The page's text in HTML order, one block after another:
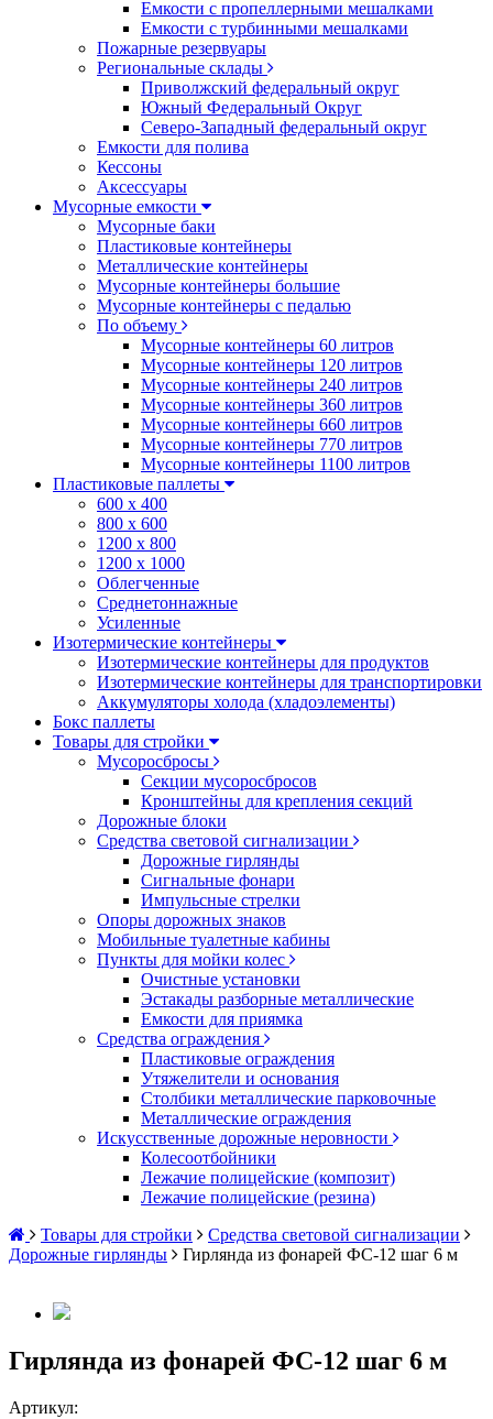
Емкости с пропеллерными мешалками
Емкости с турбинными мешалками
Пожарные резервуары
Региональные склады
Приволжский федеральный округ
Южный Федеральный Округ
Северо-Западный федеральный округ
Емкости для полива
Кессоны
Аксессуары
Мусорные емкости
Мусорные баки
Пластиковые контейнеры
Металлические контейнеры
Мусорные контейнеры большие
Мусорные контейнеры с педалью
По объему
Мусорные контейнеры 60 литров
Мусорные контейнеры 120 литров
Мусорные контейнеры 240 литров
Мусорные контейнеры 360 литров
Мусорные контейнеры 660 литров
Мусорные контейнеры 770 литров
Мусорные контейнеры 1100 литров
Пластиковые паллеты
600 х 400
800 х 600
1200 х 800
1200 х 1000
Облегченные
Среднетоннажные
Усиленные
Изотермические контейнеры
Изотермические контейнеры для продуктов
Изотермические контейнеры для транспортировки
Аккумуляторы холода (хладоэлементы)
Бокс паллеты
Товары для стройки
Мусоросбросы
Секции мусоросбросов
Кронштейны для крепления секций
Дорожные блоки
Средства световой сигнализации
Дорожные гирлянды
Сигнальные фонари
Импульсные стрелки
Опоры дорожных знаков
Мобильные туалетные кабины
Пункты для мойки колес
Очистные установки
Эстакады разборные металлические
Емкости для приямка
Средства ограждения
Пластиковые ограждения
Утяжелители и основания
Столбики металлические парковочные
Металлические ограждения
Искусственные дорожные неровности
Колесоотбойники
Лежачие полицейские (композит)
Лежачие полицейские (резина)
Товары для стройки
Средства световой сигнализации
Дорожные гирлянды
Гирлянда из фонарей ФС-12 шаг 6 м
Гирлянда из фонарей ФС-12 шаг 6 м
Артикул: